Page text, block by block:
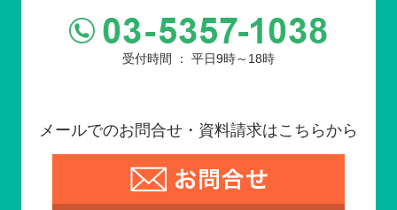
受付時間 ： 平日9時～18時
メールでのお問合せ・資料請求はこちらから